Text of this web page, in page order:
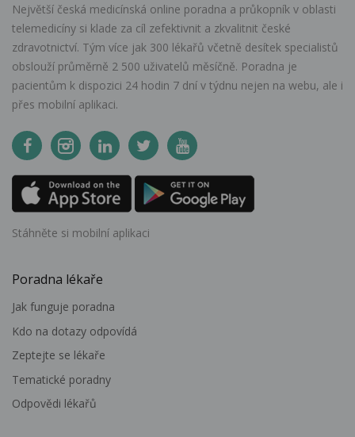
Největší česká medicínská online poradna a průkopník v oblasti
telemedicíny si klade za cíl zefektivnit a zkvalitnit české
zdravotnictví. Tým více jak 300 lékařů včetně desítek specialistů
obslouží průměrně 2 500 uživatelů měsíčně. Poradna je
pacientům k dispozici 24 hodin 7 dní v týdnu nejen na webu, ale i
přes mobilní aplikaci.
Stáhněte si mobilní aplikaci
Poradna lékaře
Jak funguje poradna
Kdo na dotazy odpovídá
Zeptejte se lékaře
Tematické poradny
Odpovědi lékařů